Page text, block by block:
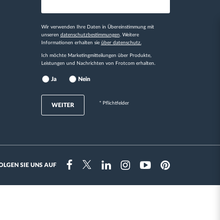
Wir verwenden Ihre Daten in Übereinstimmung mit
unseren datenschutzbestimmungen. Weitere
Informationen erhalten sie über datenschutz.
Ich möchte Marketingmitteilungen über Produkte,
Leistungen und Nachrichten von Frotcom erhalten.
Ja Nein
WEITER * Pflichtfelder
SIE UNS AUF
FacebookTwitterLinkedinInstragramYoutubePinterest